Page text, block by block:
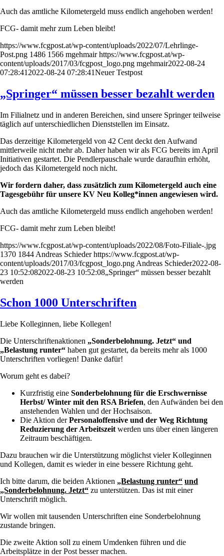
Auch das amtliche Kilometergeld muss endlich angehoben werden!
FCG- damit mehr zum Leben bleibt!
https://www.fcgpost.at/wp-content/uploads/2022/07/Lehrlinge-
Post.png 1486 1566 mgehmair https://www.fcgpost.at/wp-
content/uploads/2017/03/fcgpost_logo.png mgehmair2022-08-24
07:28:41 2022-08-24 07:28:41Neuer Testpost
„Springer“ müssen besser bezahlt werden
Im Filialnetz und in anderen Bereichen, sind unsere Springer teilweise
täglich auf unterschiedlichen Dienststellen im Einsatz.
Das derzeitige Kilometergeld von 42 Cent deckt den Aufwand
mittlerweile nicht mehr ab. Daher haben wir als FCG bereits im April
Initiativen gestartet. Die Pendlerpauschale wurde daraufhin erhöht,
jedoch das Kilometergeld noch nicht.
Wir fordern daher, dass zusätzlich zum Kilometergeld auch eine
Tagesgebühr für unsere KV Neu Kolleg*innen angewiesen wird.
Auch das amtliche Kilometergeld muss endlich angehoben werden!
FCG- damit mehr zum Leben bleibt!
https://www.fcgpost.at/wp-content/uploads/2022/08/Foto-Filiale-.jpg
1370 1844 Andreas Schieder https://www.fcgpost.at/wp-
content/uploads/2017/03/fcgpost_logo.png Andreas Schieder2022-08-
23 10:52:082022-08-23 10:52:08„Springer“ müssen besser bezahlt
werden
Schon 1000 Unterschriften
Liebe Kolleginnen, liebe Kollegen!
Die Unterschriftenaktionen „Sonderbelohnung. Jetzt“ und
„Belastung runter“ haben gut gestartet, da bereits mehr als 1000
Unterschriften vorliegen! Danke dafür!
Worum geht es dabei?
Kurzfristig eine Sonderbelohnung für die Erschwernisse
Herbst/ Winter mit den RSA Briefen, den Aufwänden bei den
anstehenden Wahlen und der Hochsaison.
Die Aktion derPersonaloffensive und der Weg Richtung
Reduzierung der Arbeitszeit werden uns über einen längeren
Zeitraum beschäftigen.
Dazu brauchen wir die Unterstützung möglichst vieler Kolleginnen
und Kollegen, damit es wieder in eine bessere Richtung geht.
Ich bitte darum, die beiden Aktionen „Belastung runter“ und
„Sonderbelohnung. Jetzt“ zu unterstützen. Das ist mit einer
Unterschrift möglich.
Wir wollen mit tausenden Unterschriften eine Sonderbelohnung
zustande bringen.
Die zweite Aktion soll zu einem Umdenken führen und die
Arbeitsplätze in der Post besser machen.